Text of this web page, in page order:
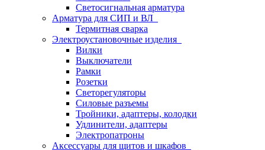
Светосигнальная арматура
Арматура для СИП и ВЛ
Термитная сварка
Электроустановочные изделия
Вилки
Выключатели
Рамки
Розетки
Светорегуляторы
Силовые разъемы
Тройники, адаптеры, колодки
Удлинители, адаптеры
Электропатроны
Аксессуары для щитов и шкафов